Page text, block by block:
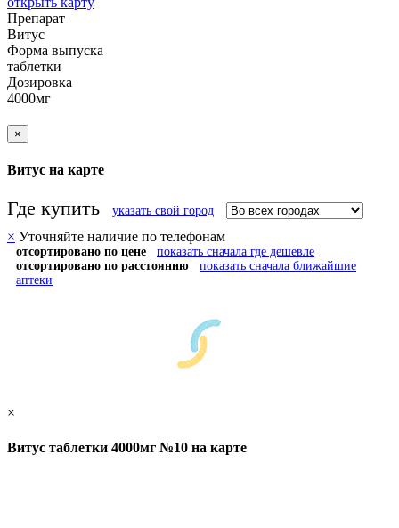
Препарат
Витус
Форма выпуска
таблетки
Дозировка
4000мг
×
Витус на карте
Где купить указать свой город
× Уточняйте наличие по телефонам
отсортировано по цене
показать сначала где дешевле
отсортировано по расстоянию
показать сначала ближайшие
аптеки
×
Витус таблетки 4000мг №10 на карте